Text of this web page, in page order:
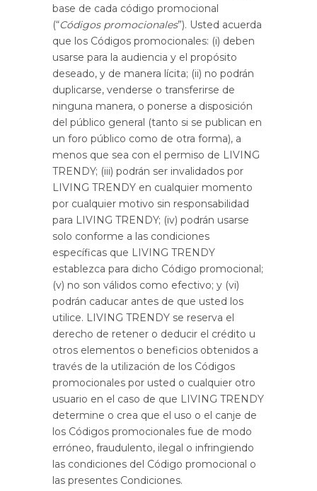
base de cada código promocional
(“Códigos promocionales”). Usted acuerda
que los Códigos promocionales: (i) deben
usarse para la audiencia y el propósito
deseado, y de manera lícita; (ii) no podrán
duplicarse, venderse o transferirse de
ninguna manera, o ponerse a disposición
del público general (tanto si se publican en
un foro público como de otra forma), a
menos que sea con el permiso de LIVING
TRENDY; (iii) podrán ser invalidados por
LIVING TRENDY en cualquier momento
por cualquier motivo sin responsabilidad
para LIVING TRENDY; (iv) podrán usarse
solo conforme a las condiciones
específicas que LIVING TRENDY
establezca para dicho Código promocional;
(v) no son válidos como efectivo; y (vi)
podrán caducar antes de que usted los
utilice. LIVING TRENDY se reserva el
derecho de retener o deducir el crédito u
otros elementos o beneficios obtenidos a
través de la utilización de los Códigos
promocionales por usted o cualquier otro
usuario en el caso de que LIVING TRENDY
determine o crea que el uso o el canje de
los Códigos promocionales fue de modo
erróneo, fraudulento, ilegal o infringiendo
las condiciones del Código promocional o
las presentes Condiciones.